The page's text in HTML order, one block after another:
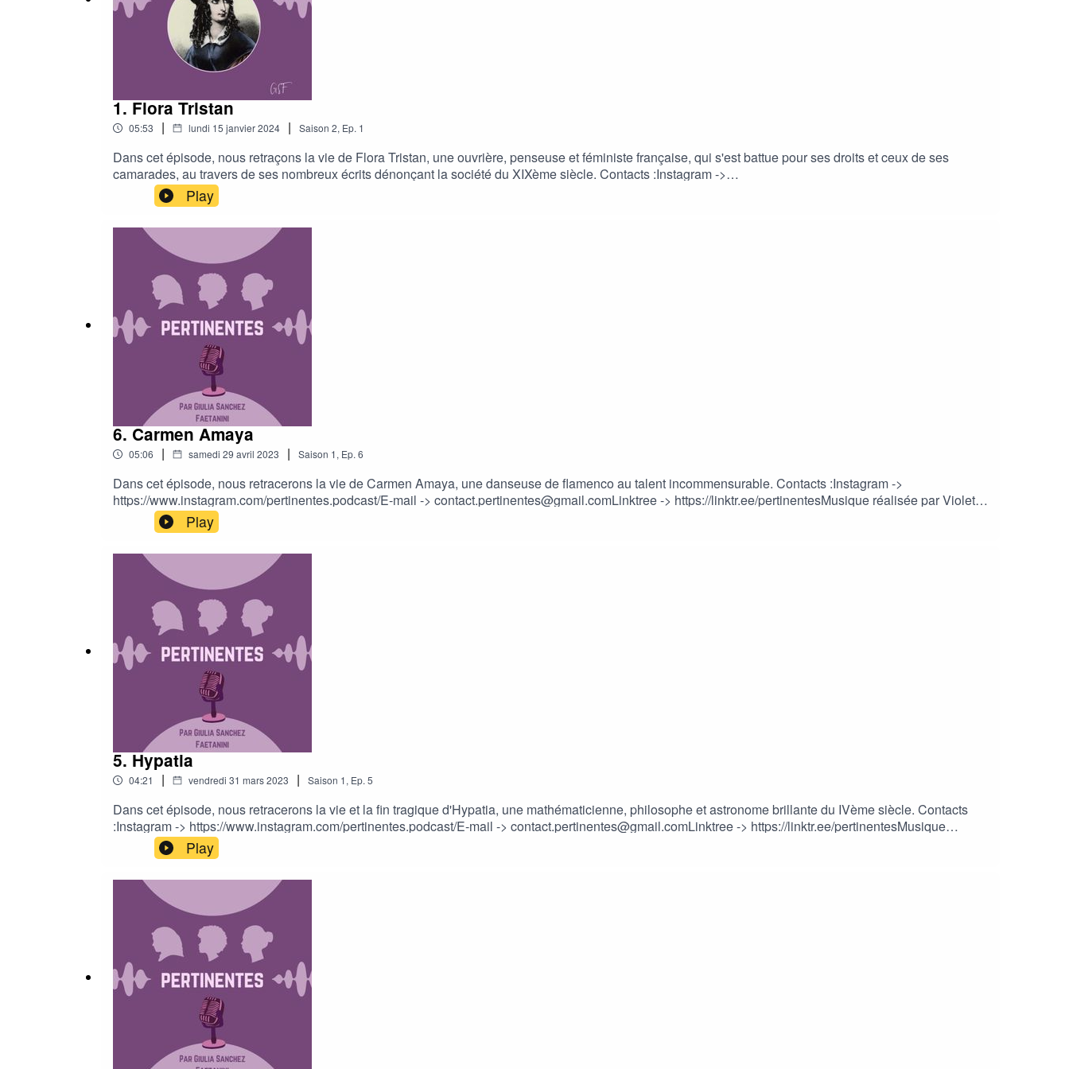
1. Flora Tristan
05:53 | lundi 15 janvier 2024 | Saison 2, Ep. 1
Dans cet épisode, nous retraçons la vie de Flora Tristan, une ouvrière, penseuse et féministe française, qui s'est battue pour ses droits et ceux de ses
camarades, au travers de ses nombreux écrits dénonçant la société du XIXème siècle. Contacts :Instagram ->
https://www.instagram.com/pertinentes.podcast/E-mail -> contact.pertinentes@gmail.comLinktree -> https://linktr.ee/pertinentesMusique réalisée par Violet
Candy........
Play
6. Carmen Amaya
05:06 | samedi 29 avril 2023 | Saison 1, Ep. 6
Dans cet épisode, nous retracerons la vie de Carmen Amaya, une danseuse de flamenco au talent incommensurable. Contacts :Instagram ->
https://www.instagram.com/pertinentes.podcast/E-mail -> contact.pertinentes@gmail.comLinktree -> https://linktr.ee/pertinentesMusique réalisée par Violet
Candy........
Play
5. Hypatia
04:21 | vendredi 31 mars 2023 | Saison 1, Ep. 5
Dans cet épisode, nous retracerons la vie et la fin tragique d'Hypatia, une mathématicienne, philosophe et astronome brillante du IVème siècle. Contacts
:Instagram -> https://www.instagram.com/pertinentes.podcast/E-mail -> contact.pertinentes@gmail.comLinktree -> https://linktr.ee/pertinentesMusique
réalisée par Violet Candy........
Play